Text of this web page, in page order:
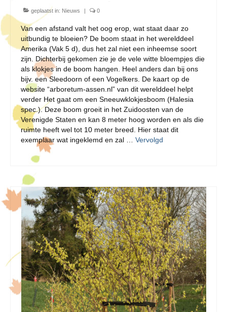
geplaatst in: Nieuws | 0
Van een afstand valt het oog erop, wat staat daar zo
uitbundig te bloeien? De boom staat in het werelddeel
Amerika (Vak 5 d), dus het zal niet een inheemse soort
zijn. Dichterbij gekomen zie je de vele witte bloempjes die
als klokjes in de boom hangen. Heel anders dan bij ons
bijv. een Sleedoorn of een Vogelkers. De kaart op de
website “arboretum-assen.nl” van dit werelddeel helpt
verder Het gaat om een Sneeuwklokjesboom (Halesia
spec.). Deze boom groeit in het Zuidoosten van de
Verenigde Staten en kan 8 meter hoog worden en als die
ruimte heeft wel tot 10 meter breed. Hier staat dit
exemplaar wat ingeklemd en zal … Vervolgd